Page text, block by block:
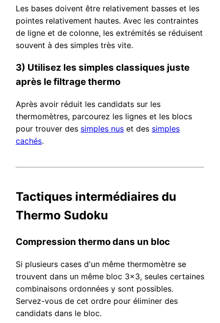
Les bases doivent être relativement basses et les
pointes relativement hautes. Avec les contraintes
de ligne et de colonne, les extrémités se réduisent
souvent à des simples très vite.
3) Utilisez les simples classiques juste
après le filtrage thermo
Après avoir réduit les candidats sur les
thermomètres, parcourez les lignes et les blocs
pour trouver des simples nus et des simples
cachés.
Tactiques intermédiaires du
Thermo Sudoku
Compression thermo dans un bloc
Si plusieurs cases d'un même thermomètre se
trouvent dans un même bloc 3x3, seules certaines
combinaisons ordonnées y sont possibles.
Servez-vous de cet ordre pour éliminer des
candidats dans le bloc.